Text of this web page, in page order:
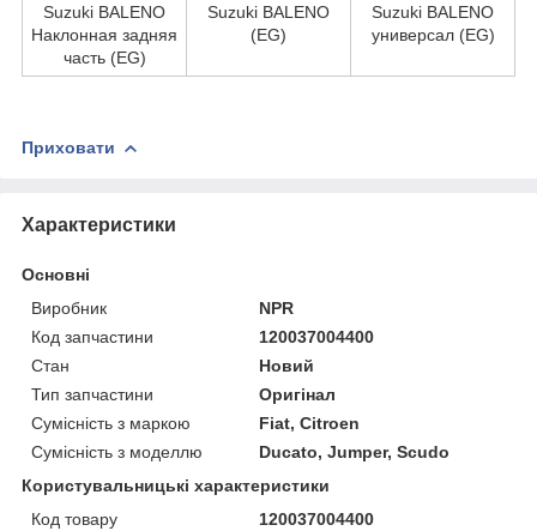
Suzuki BALENO
Наклонная задняя
часть (EG)
Suzuki BALENO
(EG)
Suzuki BALENO
универсал (EG)
Приховати
Характеристики
Основні
Виробник
NPR
Код запчастини
120037004400
Стан
Новий
Тип запчастини
Оригінал
Сумісність з маркою
Fiat, Citroen
Сумісність з моделлю
Ducato, Jumper, Scudo
Користувальницькі характеристики
Код товару
120037004400